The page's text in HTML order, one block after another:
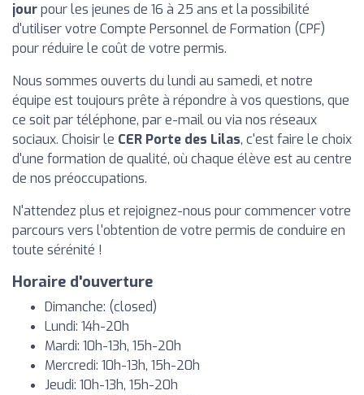
jourpour les jeunes de 16 à 25 ans et la possibilité
d'utiliser votre Compte Personnel de Formation (CPF)
pour réduire le coût de votre permis.
Nous sommes ouverts du lundi au samedi, et notre
équipe est toujours prête à répondre à vos questions, que
ce soit par téléphone, par e-mail ou via nos réseaux
sociaux. Choisir le CER Porte des Lilas, c'est faire le choix
d'une formation de qualité, où chaque élève est au centre
de nos préoccupations.
N'attendez plus et rejoignez-nous pour commencer votre
parcours vers l'obtention de votre permis de conduire en
toute sérénité !
Horaire d'ouverture
Dimanche: (closed)
Lundi: 14h-20h
Mardi: 10h-13h, 15h-20h
Mercredi: 10h-13h, 15h-20h
Jeudi: 10h-13h, 15h-20h